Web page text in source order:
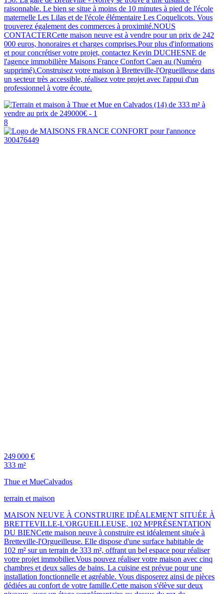
raisonnable. Le bien se situe à moins de 10 minutes à pied de l'école
maternelle Les Lilas et de l'école élémentaire Les Coquelicots. Vous
trouverez également des commerces à proximité.NOUS
CONTACTERCette maison neuve est à vendre pour un prix de 242
000 euros, honoraires et charges comprises.Pour plus d'informations
et pour concrétiser votre projet, contactez Kevin DUCHESNE de
l'agence immobilière Maisons France Confort Caen au (Numéro
supprimé).Construisez votre maison à Bretteville-l'Orgueilleuse dans
un secteur très accessible, réalisez votre projet avec l'appui d'un
professionnel à votre écoute.
8
249 000 €
333 m²
Thue et MueCalvados
terrain et maison
MAISON NEUVE À CONSTRUIRE IDÉALEMENT SITUÉE À
BRETTEVILLE-L'ORGUEILLEUSE, 102 M²PRÉSENTATION
DU BIENCette maison neuve à construire est idéalement située à
Bretteville-l'Orgueilleuse. Elle dispose d'une surface habitable de
102 m² sur un terrain de 333 m², offrant un bel espace pour réaliser
votre projet immobilier.Vous pouvez réaliser votre maison avec cinq
chambres et deux salles de bains. La cuisine est prévue pour une
installation fonctionnelle et agréable. Vous disposerez ainsi de pièces
dédiées au confort de votre famille.Cette maison s'élève sur deux